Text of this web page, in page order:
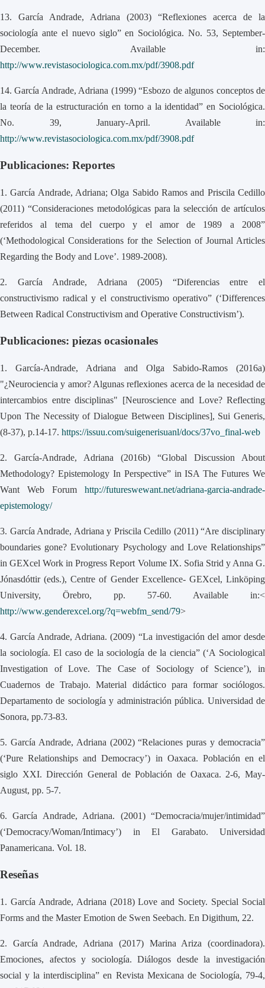
13.
García Andrade, Adriana (2003) “Reflexiones acerca de la
sociología ante el nuevo siglo” en Sociológica. No. 53, September-
December. Available in:
http://www.revistasociologica.com.mx/pdf/3908.pdf
14. García Andrade, Adriana (1999) “Esbozo de algunos conceptos de
la teoría de la estructuración en torno a la identidad” en Sociológica.
No. 39, January-April. Available in:
http://www.revistasociologica.com.mx/pdf/3908.pdf
Publicaciones: Reportes
1. García Andrade, Adriana; Olga Sabido Ramos and Priscila Cedillo
(2011) “Consideraciones metodológicas para la selección de artículos
referidos al tema del cuerpo y el amor de 1989 a 2008”
(‘Methodological Considerations for the Selection of Journal Articles
Regarding the Body and Love’. 1989-2008).
2.
García Andrade, Adriana (2005) “Diferencias entre el
constructivismo radical y el constructivismo operativo” (‘Differences
Between Radical Constructivism and Operative Constructivism’).
Publicaciones: piezas ocasionales
1.
García-Andrade, Adriana and Olga Sabido-Ramos (2016a)
"¿Neurociencia y amor? Algunas reflexiones acerca de la necesidad de
intercambios entre disciplinas" [Neuroscience and Love? Reflecting
Upon The Necessity of Dialogue Between Disciplines], Sui Generis,
(8-37), p.14-17. https://issuu.com/suigenerisuanl/docs/37vo_final-web
2.
García-Andrade, Adriana (2016b) “Global Discussion About
Methodology? Epistemology In Perspective” in ISA The Futures We
Want Web Forum http://futureswewant.net/adriana-garcia-andrade-
epistemology/
3. García Andrade, Adriana y Priscila Cedillo (2011) “Are disciplinary
boundaries gone? Evolutionary Psychology and Love Relationships”
in GEXcel Work in Progress Report Volume IX. Sofia Strid y Anna G.
Jónasdóttir (eds.), Centre of Gender Excellence- GEXcel, Linköping
University, Örebro, pp. 57-60. Available in:<
http://www.genderexcel.org/?q=webfm_send/79>
4. García Andrade, Adriana. (2009) “La investigación del amor desde
la sociología. El caso de la sociología de la ciencia” (‘A Sociological
Investigation of Love. The Case of Sociology of Science’), in
Cuadernos de Trabajo. Material didáctico para formar sociólogos.
Departamento de sociología y administración pública. Universidad de
Sonora, pp.73-83.
5. García Andrade, Adriana (2002) “Relaciones puras y democracia”
(‘Pure Relationships and Democracy’) in Oaxaca. Población en el
siglo XXI. Dirección General de Población de Oaxaca. 2-6, May-
August, pp. 5-7.
6.
García Andrade, Adriana. (2001) “Democracia/mujer/intimidad”
(‘Democracy/Woman/Intimacy’) in El Garabato. Universidad
Panamericana. Vol. 18.
Reseñas
1. García Andrade, Adriana (2018) Love and Society. Special Social
Forms and the Master Emotion de Swen Seebach. En Digithum, 22.
2.
García Andrade, Adriana (2017) Marina Ariza (coordinadora).
Emociones, afectos y sociología. Diálogos desde la investigación
social y la interdisciplina” en Revista Mexicana de Sociología, 79-4,